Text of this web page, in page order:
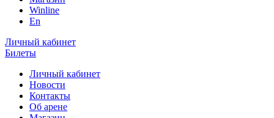
Winline
En
Личный кабинет
Билеты
Личный кабинет
Новости
Контакты
Об арене